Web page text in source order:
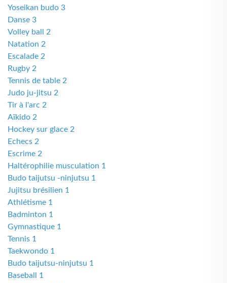
Yoseikan budo 3
Danse 3
Volley ball 2
Natation 2
Escalade 2
Rugby 2
Tennis de table 2
Judo ju-jitsu 2
Tir à l'arc 2
Aïkido 2
Hockey sur glace 2
Echecs 2
Escrime 2
Haltérophilie musculation 1
Budo taijutsu -ninjutsu 1
Jujitsu brésilien 1
Athlétisme 1
Badminton 1
Gymnastique 1
Tennis 1
Taekwondo 1
Budo taijutsu-ninjutsu 1
Baseball 1